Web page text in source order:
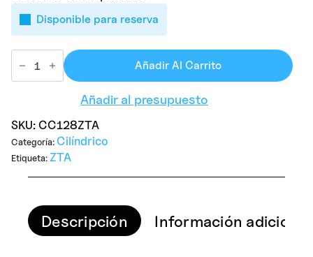
Disponible para reserva
Añadir Al Carrito
Añadir al presupuesto
SKU: CC128ZTA
Categoría: Cilíndrico
Etiqueta: ZTA
Descripción Información adicional